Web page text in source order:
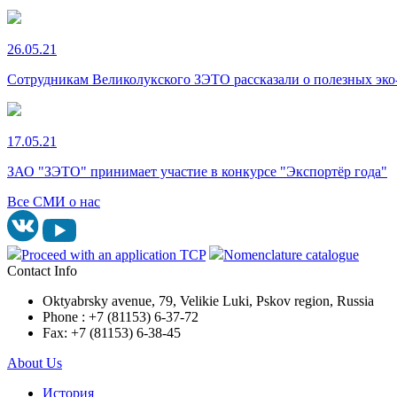
26.05.21
Сотрудникам Великолукского ЗЭТО рассказали о полезных
17.05.21
ЗАО "ЗЭТО" принимает участие в конкурсе "Экспортёр года"
Все СМИ о нас
Proceed with an application TCP
Nomenclature catalogue
Contact Info
Oktyabrsky avenue, 79, Velikie Luki, Pskov region, Russia
Phone : +7 (81153) 6-37-72
Fax: +7 (81153) 6-38-45
About Us
История